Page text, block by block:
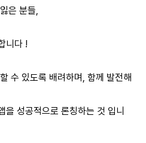
은 분들,
니다 !
수 있도록 배려하며, 함께 발전해
을 성공적으로 론칭하는 것 입니